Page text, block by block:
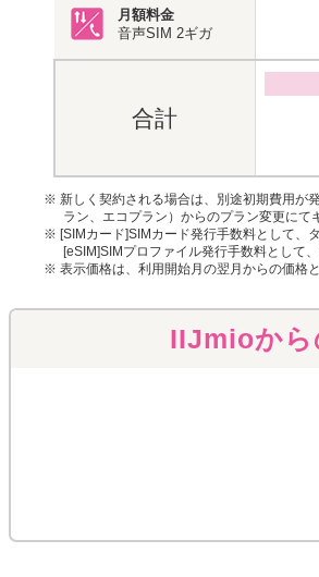
月額料金
音声SIM 2ギガ
合計
※ 新しく契約される場合は、別途初期費用が
ラン、エコプラン）からのプラン変更に
※ [SIMカード]SIMカード発行手数料として、
[eSIM]SIMプロファイル発行手数料として
※ 表示価格は、利用開始月の翌月からの価格と
IIJmioか